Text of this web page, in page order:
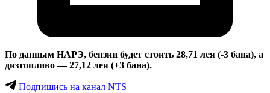
По данным НАРЭ, бензин будет стоить 28,71 лея (-3 бана), а
дизтопливо — 27,12 лея (+3 бана).
Подпишись на канал NTS